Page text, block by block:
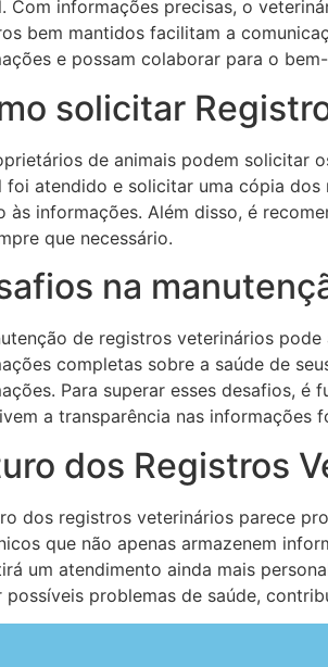
Com informações precisas, o
bem mantidos facilitam a
e possam colaborar para o
solicitar
de animais podem solicitar
foi atendido e solicitar uma cópia
às informações. Além disso, é
que necessário.
na
de registros veterinários
completas sobre a saúde de
Para superar esses desafios,
a transparência nas informações
dos Registros
dos registros veterinários parece
que não apenas armazenem
um atendimento ainda mais
possíveis problemas de saúde,